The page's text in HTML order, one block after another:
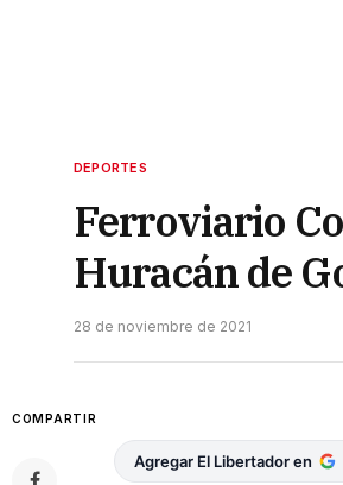
DEPORTES
Ferroviario
Huracán de
28 de noviembre de 2021
COMPARTIR
Agregar El Libertador en